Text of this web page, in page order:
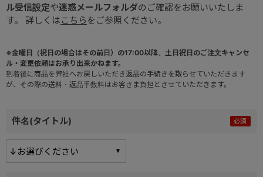
ル受信設定や迷惑メールフォルダのご確認をお願いいたしま
す。 詳しくは こちら をご参照ください。
※金曜日（祝日の場合はその前日）の17:00以降、土日祝日のご注文キャンセ
ル・変更依頼はお承り出来かねます。
到着後に商品を弊社へお戻しいただき返品の手続きを取らせていただきます
が、その際の送料・返品手数料はお客さま負担とさせていただきます。
件名(タイトル)